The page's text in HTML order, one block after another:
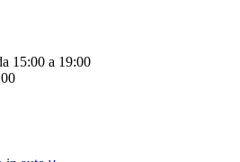
15:00 a 19:00